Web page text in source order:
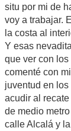
situ por mi de
voy a trabajar.
la costa al
Y esas
que ver con
comenté con
juventud en
acudir al
de medio
calle Alcalá y